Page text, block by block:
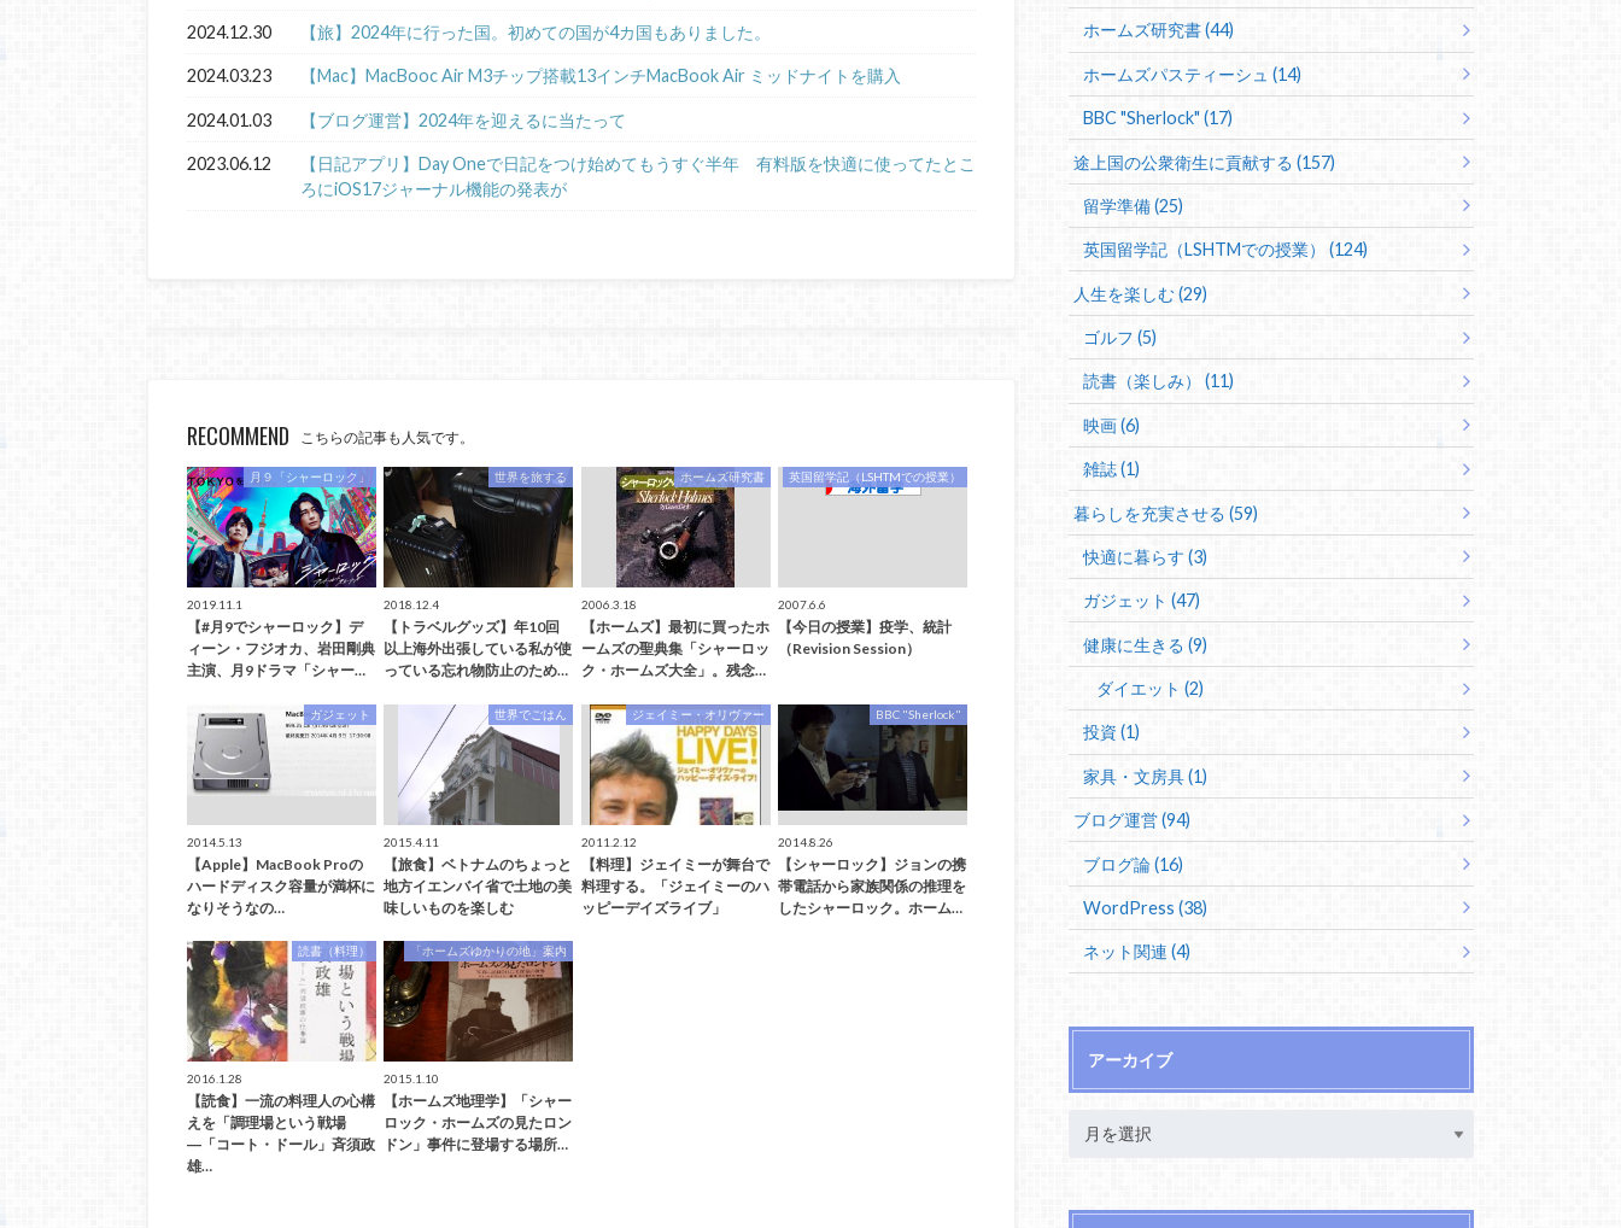
2024.12.30 【旅】2024年に行った国。初めての国が4カ国もありました。
2024.03.23 【Mac】MacBooc Air M3チップ搭載13インチMacBook Air ミッドナイトを購入
2024.01.03 【ブログ運営】2024年を迎えるに当たって
2023.06.12
【日記アプリ】Day Oneで日記をつけ始めてもうすぐ半年 有料版を快適に使ってたとこ
ろにiOS17ジャーナル機能の発表が
RECOMMEND こちらの記事も人気です。
月９「シャーロック」
2019.11.1
【#月9でシャーロック】デ
ィーン・フジオカ、岩田剛典
主演、月9ドラマ「シャー…
世界を旅する
2018.12.4
【トラベルグッズ】年10回
以上海外出張している私が使
っている忘れ物防止のため…
ホームズ研究書
2006.3.18
【ホームズ】最初に買ったホ
ームズの聖典集「シャーロッ
ク・ホームズ大全」。残念…
英国留学記（LSHTMでの授業）
2007.6.6
【今日の授業】疫学、統計
（Revision Session）
ガジェット
2014.5.13
【Apple】MacBook Proの
ハードディスク容量が満杯に
なりそうなの…
世界でごはん
2015.4.11
【旅食】ベトナムのちょっと
地方イエンバイ省で土地の美
味しいものを楽しむ
ジェイミー・オリヴァー
2011.2.12
【料理】ジェイミーが舞台で
料理する。「ジェイミーのハ
ッピーデイズライブ」
BBC "Sherlock"
2014.8.26
【シャーロック】ジョンの携
帯電話から家族関係の推理を
したシャーロック。ホーム…
読書（料理）
2016.1.28
【読食】一流の料理人の心構
えを「調理場という戦場
―「コート・ドール」斉須政
雄…
「ホームズゆかりの地」案内
2015.1.10
【ホームズ地理学】「シャー
ロック・ホームズの見たロン
ドン」事件に登場する場所…
ホームズ研究書 (44)
ホームズパスティーシュ (14)
BBC "Sherlock" (17)
途上国の公衆衛生に貢献する (157)
留学準備 (25)
英国留学記（LSHTMでの授業） (124)
人生を楽しむ (29)
ゴルフ (5)
読書（楽しみ） (11)
映画 (6)
雑誌 (1)
暮らしを充実させる (59)
快適に暮らす (3)
ガジェット (47)
健康に生きる (9)
ダイエット (2)
投資 (1)
家具・文房具 (1)
ブログ運営 (94)
ブログ論 (16)
WordPress (38)
ネット関連 (4)
アーカイブ